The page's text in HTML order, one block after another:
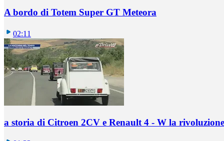
A bordo di Totem Super GT Meteora
02:11
a storia di Citroen 2CV e Renault 4 - W la rivoluzione